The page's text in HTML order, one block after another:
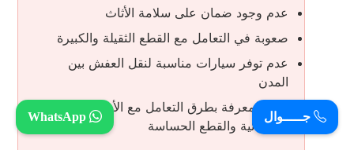
عدم وجود ضمان على سلامة الأثاث
صعوبة في التعامل مع القطع الثقيلة والكبيرة
عدم توفر سيارات مناسبة لنقل العفش بين
المدن
عدم المعرفة بطرق التعامل مع الأجهزة
الكهربائية والقطع الحساسة
جـــــوال